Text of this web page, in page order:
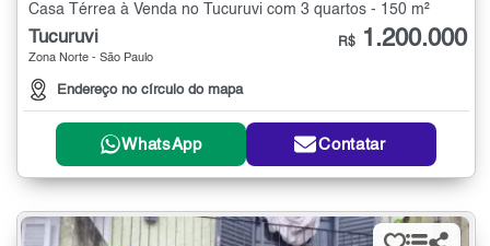
Casa Térrea à Venda no Tucuruvi com 3 quartos - 150 m²
Tucuruvi
Zona Norte - São Paulo
Endereço no círculo do mapa
R$ 1.200.000
WhatsApp Contatar